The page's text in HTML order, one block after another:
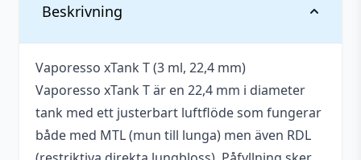
Pack)
Vaporesso
T
Reservglas
(3
Vaporesso xTank T Reservglas (3 ml)
xTank
(3
ml)
mängd
Vaporesso
xTank
(5
Vaporesso xTank T Bubbelglas (5 ml)
49kr -
Vaporesso
T
Bubbelglas
Beskrivning
Vaporesso xTank T (3 ml, 22,4 mm)
Vaporesso xTank T är en 22,4 mm i diameter
tank med ett justerbart luftflöde som fungerar
både med MTL (mun till lunga) men även RDL
Vikt
Justerbart
luftflöde
Tillverkare
Vaporesso
Typ
Clearomizer